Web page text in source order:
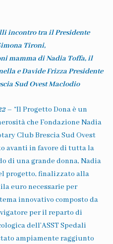
incontro tra il Presidente
Tironi,
mamma di Nadia Toffa, il
e Davide Frizza Presidente
Sud Ovest Maclodio
– “Il Progetto Dona è un
che Fondazione Nadia
Club Brescia Sud Ovest
avanti in favore di tutta la
di una grande donna, Nadia
progetto, finalizzato alla
euro necessarie per
innovativo composto da
per il reparto di
dell’ASST Spedali
ampiamente raggiunto